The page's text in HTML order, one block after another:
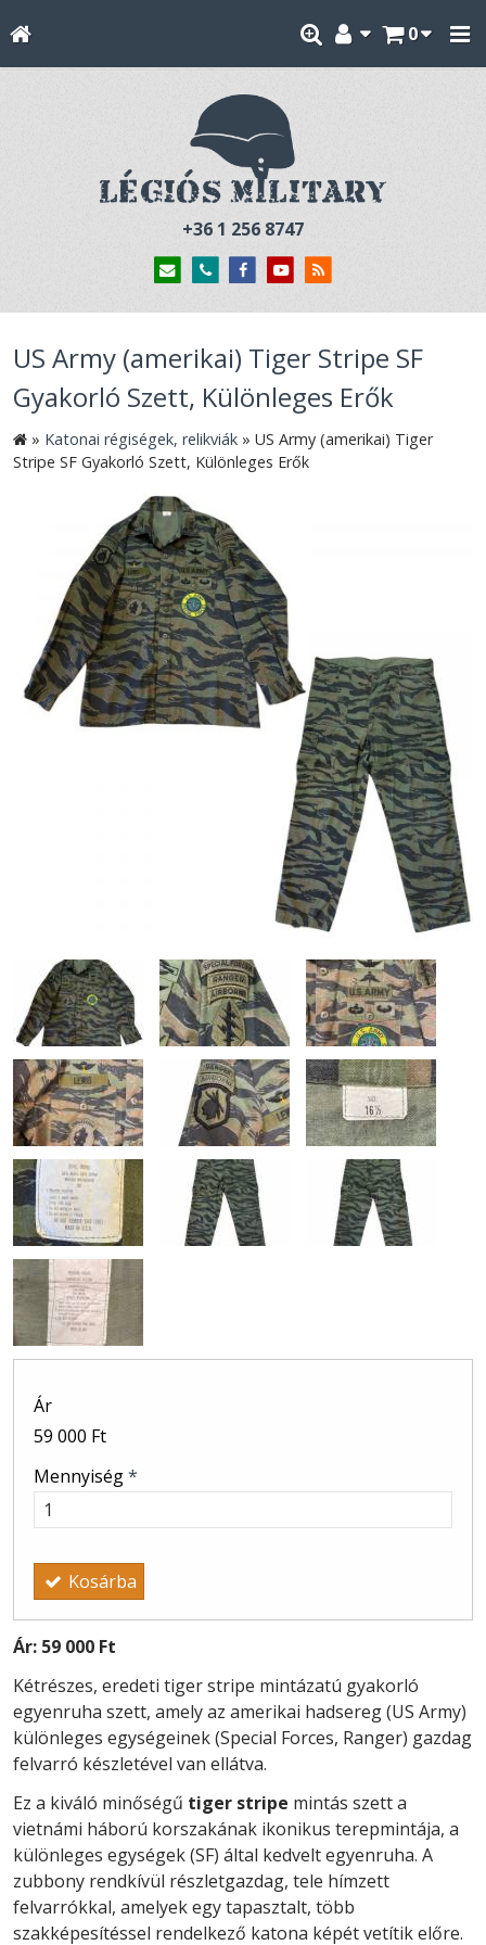
0
+36 1 256 8747
US Army (amerikai) Tiger Stripe SF
Gyakorló Szett, Különleges Erők
» Katonai régiségek, relikviák » US Army (amerikai) Tiger
Stripe SF Gyakorló Szett, Különleges Erők
Ár
59 000 Ft
Mennyiség*
Kosárba
Ár: 59 000 Ft
Kétrészes, eredeti tiger stripe mintázatú gyakorló
egyenruha szett, amely az amerikai hadsereg (US Army)
különleges egységeinek (Special Forces, Ranger) gazdag
felvarró készletével van ellátva.
Ez a kiváló minőségű tiger stripe mintás szett a
vietnámi háború korszakának ikonikus terepmintája, a
különleges egységek (SF) által kedvelt egyenruha. A
zubbony rendkívül részletgazdag, tele hímzett
felvarrókkal, amelyek egy tapasztalt, több
szakképesítéssel rendelkező katona képét vetítik előre.